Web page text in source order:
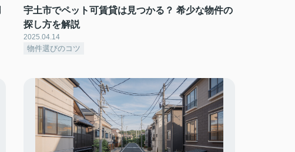
宇土市でペット可賃貸は見つかる？ 希少な物件の
探し方を解説
2025.04.14
物件選びのコツ